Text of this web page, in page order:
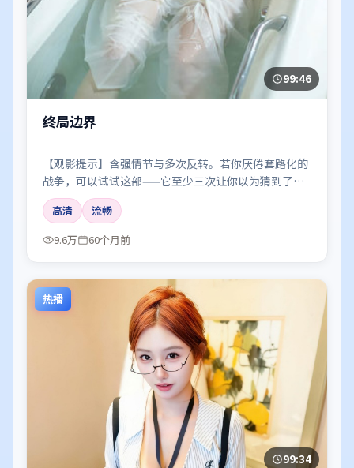
99:46
终局边界
【观影提示】含强情节与多次反转。若你厌倦套路化的
战争，可以试试这部——它至少三次让你以为猜到了真
相。
高清
流畅
9.6万
60个月前
热播
99:34